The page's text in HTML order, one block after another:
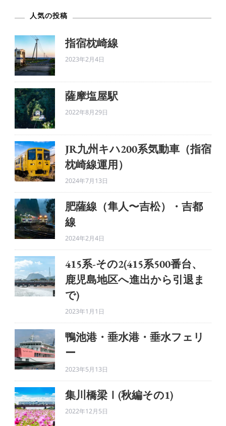
の
ペ
ー
ジ
送
り
ペ
ー
ジ
ペ
ー
ジ
ペ
ー
人気の投稿
指宿枕崎線
2023年2月4日
薩摩塩屋駅
2022年8月29日
JR九州キハ200系気動車（指宿
枕崎線運用）
2024年7月13日
肥薩線（隼人〜吉松）・吉都
線
2024年2月4日
415系-その2(415系500番台、
鹿児島地区へ進出から引退ま
で)
2023年1月1日
鴨池港・垂水港・垂水フェリ
ー
2023年5月13日
集川橋梁Ⅰ(秋編その1)
2022年12月5日